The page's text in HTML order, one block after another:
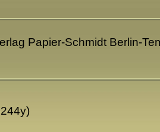
Papier-Schmidt Berlin-